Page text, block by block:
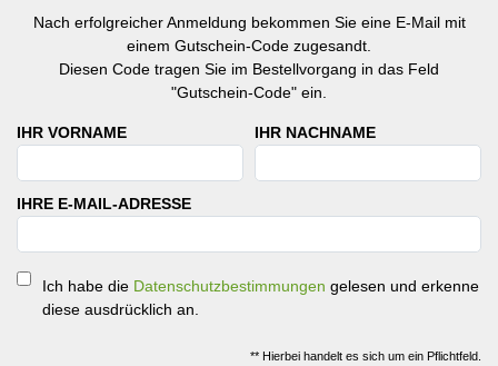
Nach erfolgreicher Anmeldung bekommen Sie eine E-Mail mit
einem Gutschein-Code zugesandt.
Diesen Code tragen Sie im Bestellvorgang in das Feld
"Gutschein-Code" ein.
IHR VORNAME IHR NACHNAME
IHRE E-MAIL-ADRESSE
Ich habe die Datenschutzbestimmungen gelesen und erkenne
diese ausdrücklich an.
** Hierbei handelt es sich um ein Pflichtfeld.